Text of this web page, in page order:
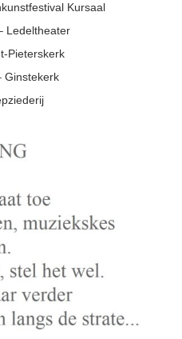
Kursaal
Ledeltheater
Pieterskerk
Ginstekerk